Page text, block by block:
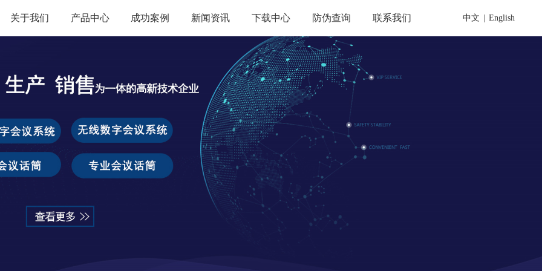
关于我们 产品中心 成功案例 新闻资讯 下载中心 防伪查询 联系我们 中文 English